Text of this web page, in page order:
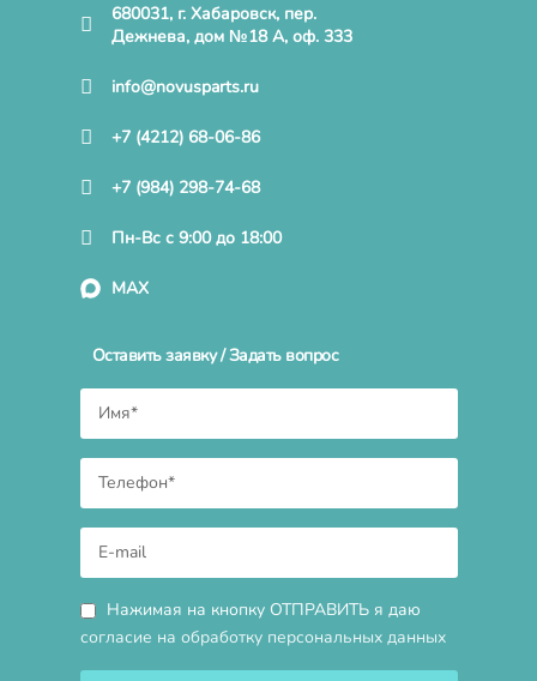
680031, г. Хабаровск, пер.
Дежнева, дом №18 А, оф. 333
info@novusparts.ru
+7 (4212) 68-06-86
+7 (984) 298-74-68
Пн-Вс с 9:00 до 18:00
MAX
Оставить заявку / Задать вопрос
Нажимая на кнопку ОТПРАВИТЬ я даю
согласие на обработку персональных данных